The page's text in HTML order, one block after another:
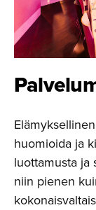
huomioida ja
luottamusta ja
niin pienen